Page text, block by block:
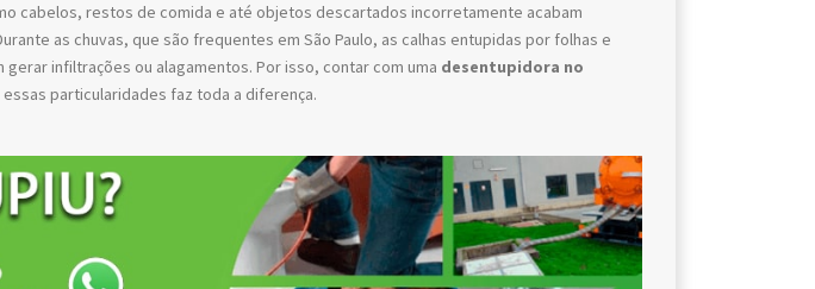
cabelos, restos de comida e até objetos descartados incorretamente acabam
as chuvas, que são frequentes em São Paulo, as calhas entupidas por folhas e
infiltrações ou alagamentos. Por isso, contar com uma desentupidora no
particularidades faz toda a diferença.